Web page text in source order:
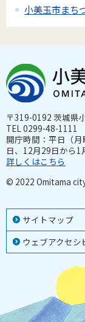
小美玉市まち
サイトマップ
ウェブアクセシ
〒319-0192 茨城県
TEL 0299-48-1111
開庁時間：平日（
日、12月29日から1
詳しくはこちら
© 2022 Omitama